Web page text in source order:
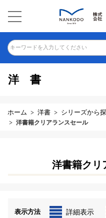
キーワードを入力してください
洋書
ホーム 洋書 シリーズから
洋書籍クリアランスセール
洋書籍クリ
表示方法 詳細表示